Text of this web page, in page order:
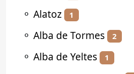
⚬ Alatoz 1
⚬ Alba de Tormes 2
⚬ Alba de Yeltes 1